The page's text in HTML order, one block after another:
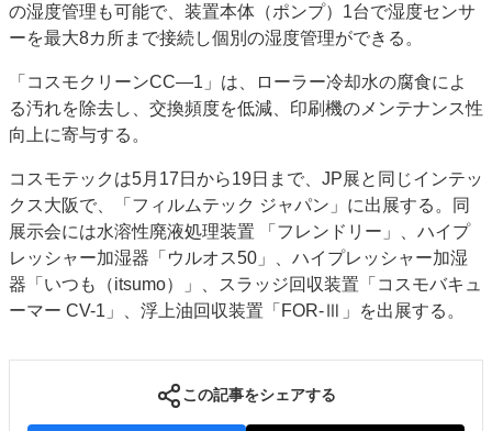
の湿度管理も可能で、装置本体（ポンプ）1台で湿度センサ
ーを最大8カ所まで接続し個別の湿度管理ができる。
「コスモクリーンCC―1」は、ローラー冷却水の腐食によ
る汚れを除去し、交換頻度を低減、印刷機のメンテナンス性
向上に寄与する。
コスモテックは5月17日から19日まで、JP展と同じインテッ
クス大阪で、「フィルムテック ジャパン」に出展する。同
展示会には水溶性廃液処理装置 「フレンドリー」、ハイプ
レッシャー加湿器「ウルオス50」、ハイプレッシャー加湿
器「いつも（itsumo）」、スラッジ回収装置「コスモバキュ
ーマー CV-1」、浮上油回収装置「FOR-Ⅲ」を出展する。
この記事をシェアする